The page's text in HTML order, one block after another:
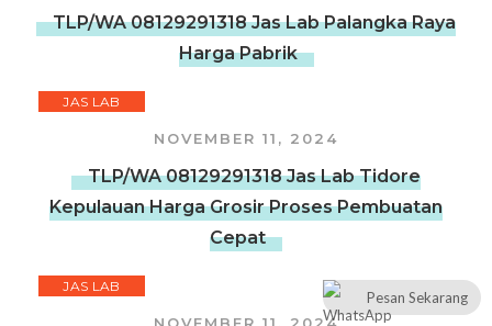
TLP/WA 08129291318 Jas Lab Palangka Raya
Harga Pabrik
JAS LAB
NOVEMBER 11, 2024
TLP/WA 08129291318 Jas Lab Tidore
Kepulauan Harga Grosir Proses Pembuatan
Cepat
JAS LAB
Pesan Sekarang